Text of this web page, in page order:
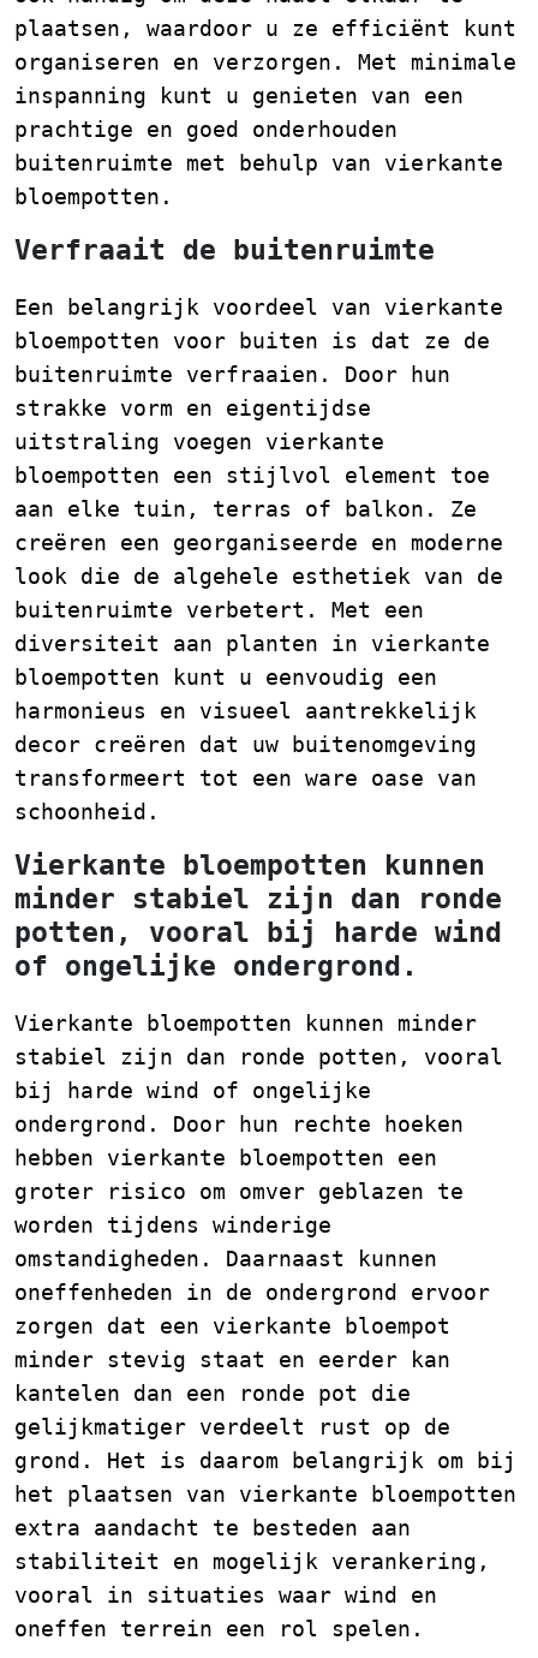
plaatsen, waardoor u ze efficiënt kunt
organiseren en verzorgen. Met minimale
inspanning kunt u genieten van een
prachtige en goed onderhouden
buitenruimte met behulp van vierkante
bloempotten.
Verfraait de buitenruimte
Een belangrijk voordeel van vierkante
bloempotten voor buiten is dat ze de
buitenruimte verfraaien. Door hun
strakke vorm en eigentijdse
uitstraling voegen vierkante
bloempotten een stijlvol element toe
aan elke tuin, terras of balkon. Ze
creëren een georganiseerde en moderne
look die de algehele esthetiek van de
buitenruimte verbetert. Met een
diversiteit aan planten in vierkante
bloempotten kunt u eenvoudig een
harmonieus en visueel aantrekkelijk
decor creëren dat uw buitenomgeving
transformeert tot een ware oase van
schoonheid.
Vierkante bloempotten kunnen
minder stabiel zijn dan ronde
potten, vooral bij harde wind
of ongelijke ondergrond.
Vierkante bloempotten kunnen minder
stabiel zijn dan ronde potten, vooral
bij harde wind of ongelijke
ondergrond. Door hun rechte hoeken
hebben vierkante bloempotten een
groter risico om omver geblazen te
worden tijdens winderige
omstandigheden. Daarnaast kunnen
oneffenheden in de ondergrond ervoor
zorgen dat een vierkante bloempot
minder stevig staat en eerder kan
kantelen dan een ronde pot die
gelijkmatiger verdeelt rust op de
grond. Het is daarom belangrijk om bij
het plaatsen van vierkante bloempotten
extra aandacht te besteden aan
stabiliteit en mogelijk verankering,
vooral in situaties waar wind en
oneffen terrein een rol spelen.